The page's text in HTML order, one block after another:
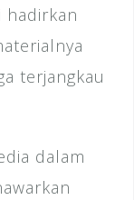
hadirkan
terjangkau
dalam